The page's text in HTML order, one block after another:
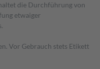
die Durchführung von
etwaiger
Vor Gebrauch stets Etikett